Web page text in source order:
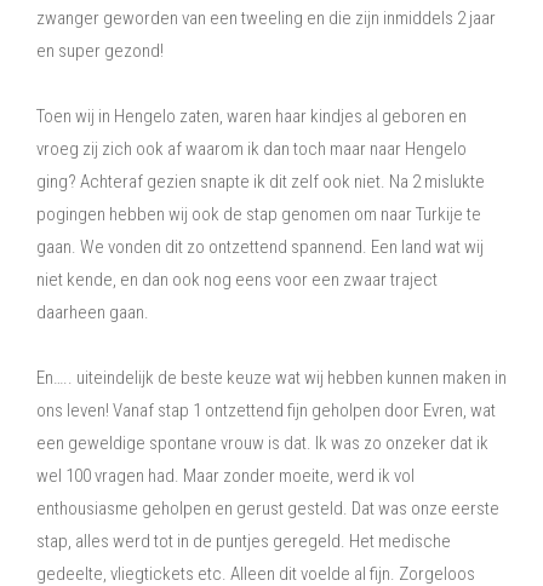
zwanger geworden van een tweeling en die zijn inmiddels 2 jaar
en super gezond!
Toen wij in Hengelo zaten, waren haar kindjes al geboren en
vroeg zij zich ook af waarom ik dan toch maar naar Hengelo
ging? Achteraf gezien snapte ik dit zelf ook niet. Na 2 mislukte
pogingen hebben wij ook de stap genomen om naar Turkije te
gaan. We vonden dit zo ontzettend spannend. Een land wat wij
niet kende, en dan ook nog eens voor een zwaar traject
daarheen gaan.
En….. uiteindelijk de beste keuze wat wij hebben kunnen maken in
ons leven! Vanaf stap 1 ontzettend fijn geholpen door Evren, wat
een geweldige spontane vrouw is dat. Ik was zo onzeker dat ik
wel 100 vragen had. Maar zonder moeite, werd ik vol
enthousiasme geholpen en gerust gesteld. Dat was onze eerste
stap, alles werd tot in de puntjes geregeld. Het medische
gedeelte, vliegtickets etc. Alleen dit voelde al fijn. Zorgeloos